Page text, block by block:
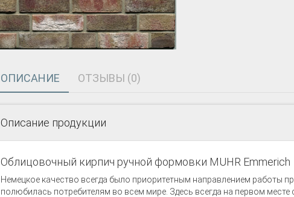
ОПИСАНИЕ ОТЗЫВЫ (0)
Описание продукции
Облицовочный кирпич ручной формовки MUHR Emmerich
Немецкое качество всегда было приоритетным направлением работы
полюбилась потребителям во всем мире. Здесь всегда на первом